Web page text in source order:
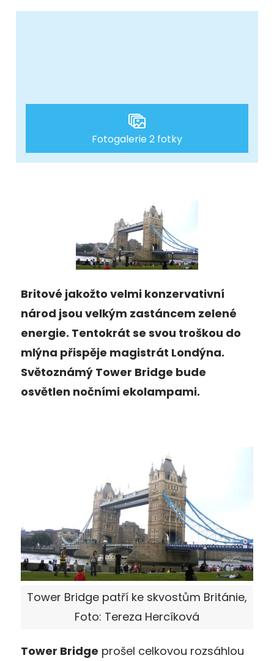
Fotogalerie 2 fotky
Britové jakožto velmi konzervativní
národ jsou velkým zastáncem zelené
energie. Tentokrát se svou troškou do
mlýna přispěje magistrát Londýna.
Světoznámý Tower Bridge bude
osvětlen nočními ekolampami.
Tower Bridge patří ke skvostům Británie,
Foto: Tereza Hercíková
Tower Bridge prošel celkovou rozsáhlou